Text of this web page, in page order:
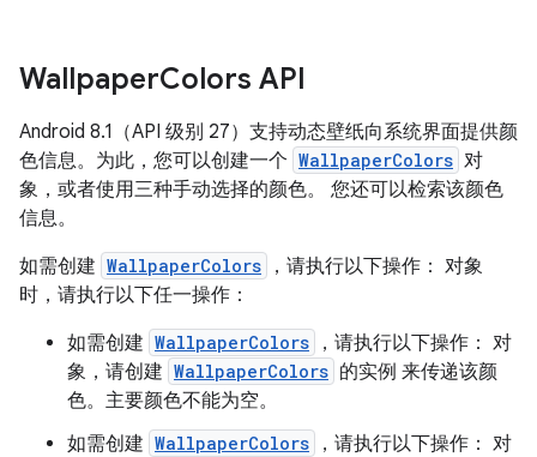
WallpaperColors API
Android 8.1（API 级别 27）支持动态壁纸向系统界面提供颜
色信息。为此，您可以创建一个 WallpaperColors 对
象，或者使用三种手动选择的颜色。 您还可以检索该颜色
信息。
如需创建 WallpaperColors
，请执行以下操作： 对象
时，请执行以下任一操作：
如需创建 WallpaperColors
，请执行以下操作： 对
象，请创建 WallpaperColors 的实例 来传递该颜
色。主要颜色不能为空。
如需创建 WallpaperColors
，请执行以下操作： 对